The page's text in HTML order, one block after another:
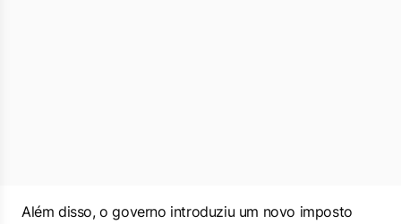
Além disso, o governo introduziu um novo imposto